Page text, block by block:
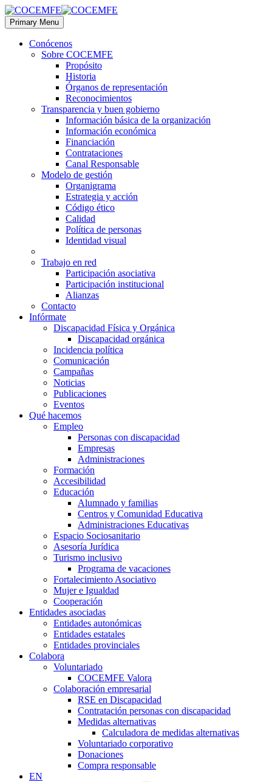
Primary Menu
Conócenos
Sobre COCEMFE
Propósito
Historia
Órganos de representación
Reconocimientos
Transparencia y buen gobierno
Información básica de la organización
Información económica
Financiación
Contrataciones
Canal Responsable
Modelo de gestión
Organigrama
Estrategia y acción
Código ético
Calidad
Política de personas
Identidad visual
Trabajo en red
Participación asociativa
Participación institucional
Alianzas
Contacto
Infórmate
Discapacidad Física y Orgánica
Discapacidad orgánica
Incidencia política
Comunicación
Campañas
Noticias
Publicaciones
Eventos
Qué hacemos
Empleo
Personas con discapacidad
Empresas
Administraciones
Formación
Accesibilidad
Educación
Alumnado y familias
Centros y Comunidad Educativa
Administraciones Educativas
Espacio Sociosanitario
Asesoría Jurídica
Turismo inclusivo
Programa de vacaciones
Fortalecimiento Asociativo
Mujer e Igualdad
Cooperación
Entidades asociadas
Entidades autonómicas
Entidades estatales
Entidades provinciales
Colabora
Voluntariado
COCEMFE Valora
Colaboración empresarial
RSE en Discapacidad
Contratación personas con discapacidad
Medidas alternativas
Calculadora de medidas alternativas
Voluntariado corporativo
Donaciones
Compra responsable
EN